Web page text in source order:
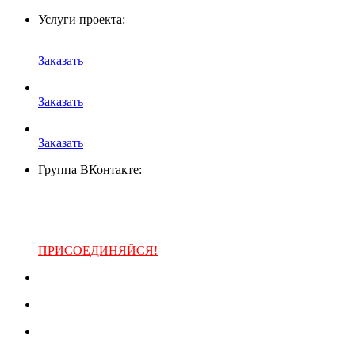
Услуги проекта:
Заказать
Заказать
Заказать
Группа ВКонтакте:
ПРИСОЕДИНЯЙСЯ!